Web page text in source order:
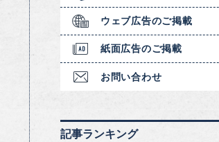
ウェブ広告のご掲載
紙面広告のご掲載
お問い合わせ
記事ランキング